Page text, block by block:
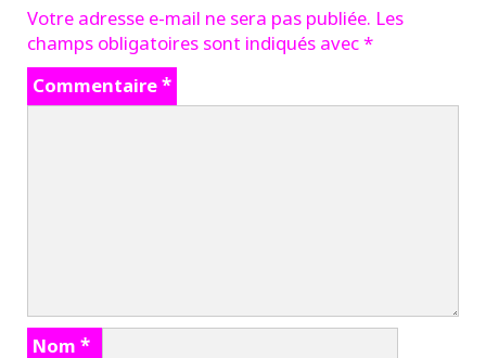
Votre adresse e-mail ne sera pas publiée. Les
champs obligatoires sont indiqués avec*
Commentaire*
Nom *